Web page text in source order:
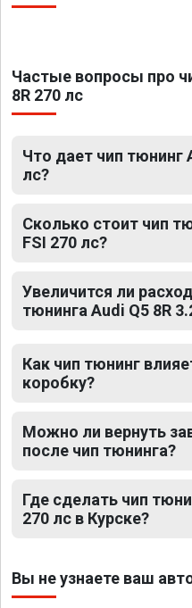
Частые вопросы про
8R 270 лс
Что дает чип тюнинг
лс?
Сколько стоит чип
FSI 270 лс?
Увеличится ли
тюнинга Audi Q5 8R
Как чип тюнинг
коробку?
Можно ли вернуть
после чип тюнинга?
Где сделать чип
270 лс в Курске?
Вы не узнаете ваш